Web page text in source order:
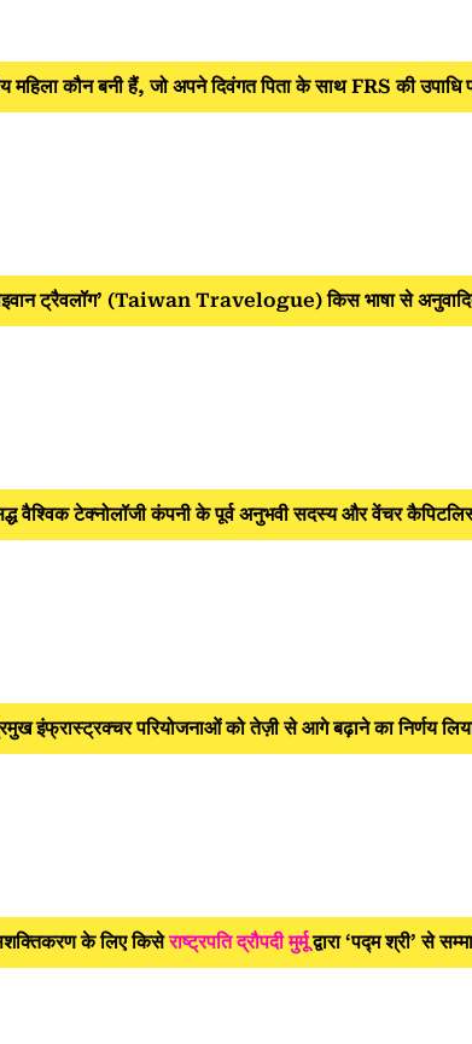
कौन बनी हैं, जो अपने दिवंगत पिता के साथ FRS की उपाधि
ट्रैवलॉग’ (Taiwan Travelogue) किस भाषा से
वैश्विक टेक्नोलॉजी कंपनी के पूर्व अनुभवी सदस्य और वेंचर
इंफ्रास्ट्रक्चर परियोजनाओं को तेज़ी से आगे बढ़ाने का निर्णय लिया
के लिए किसेराष्ट्रपति द्रौपदी मुर्मूद्वारा ‘पद्म श्री’ से